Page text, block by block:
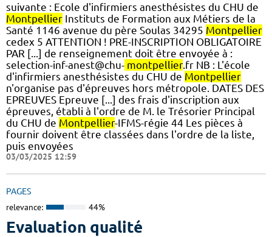
suivante : Ecole d'infirmiers anesthésistes du CHU de
Montpellier Instituts de Formation aux Métiers de la
Santé 1146 avenue du père Soulas 34295 Montpellier
cedex 5 ATTENTION ! PRE-INSCRIPTION OBLIGATOIRE
PAR [...] de renseignement doit être envoyée à :
selection-inf-anest@chu- montpellier.fr NB : L'école
d'infirmiers anesthésistes du CHU de Montpellier
n'organise pas d'épreuves hors métropole. DATES DES
EPREUVES Epreuve [...] des frais d'inscription aux
épreuves, établi à l'ordre de M. le Trésorier Principal
du CHU de Montpellier-IFMS-régie 44 Les pièces à
fournir doivent être classées dans l'ordre de la liste,
puis envoyées
03/03/2025 12:59
PAGES
relevance: 44%
Evaluation qualité